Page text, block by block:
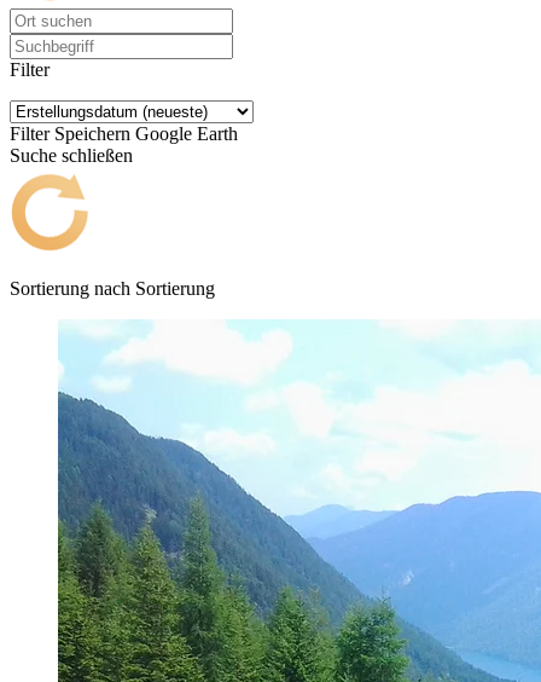
Filter
Filter Speichern Google Earth
Suche schließen
Sortierung nach Sortierung